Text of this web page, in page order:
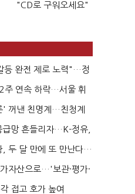
"CD로 구워오세요"
등 완전 제로 노력"…정
사...
주 연속 하락…서울 휘
...
' 꺼낸 친명계…친청계
리기...
급망 흔들리자…K-정유,
...
, 두 달 만에 또 만난다…
자산으로…'보관·평가·
접고 호가 높여